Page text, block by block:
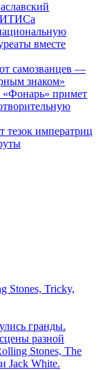
вместе
самозванцев —
знаком»
примет
тезок императриц
Stones, Tricky,
гранды.
разной
Stones, The
Jack White.